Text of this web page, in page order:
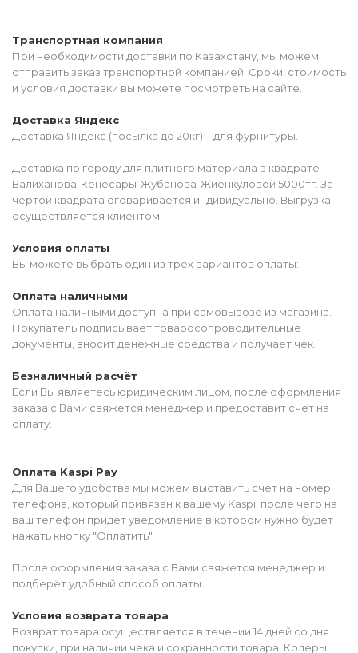
Транспортная компания
При необходимости доставки по Казахстану, мы можем
отправить заказ транспортной компанией. Сроки, стоимость
и условия доставки вы можете посмотреть на сайте.
Доставка Яндекс
Доставка Яндекс (посылка до 20кг) – для фурнитуры.
Доставка по городу для плитного материала в квадрате
Валиханова-Кенесары-Жубанова-Жиенкуловой 5000тг. За
чертой квадрата оговаривается индивидуально. Выгрузка
осуществляется клиентом.
Условия оплаты
Вы можете выбрать один из трёх вариантов оплаты:
Оплата наличными
Оплата наличными доступна при самовывозе из магазина.
Покупатель подписывает товаросопроводительные
документы, вносит денежные средства и получает чек.
Безналичный расчёт
Если Вы являетесь юридическим лицом, после оформления
заказа с Вами свяжется менеджер и предоставит счет на
оплату.
Оплата Kaspi Pay
Для Вашего удобства мы можем выставить счет на номер
телефона, который привязан к вашему Kaspi, после чего на
ваш телефон придет уведомление в котором нужно будет
нажать кнопку "Оплатить".
После оформления заказа с Вами свяжется менеджер и
подберёт удобный способ оплаты.
Условия возврата товара
Возврат товара осуществляется в течении 14 дней со дня
покупки, при наличии чека и сохранности товара. Колеры,